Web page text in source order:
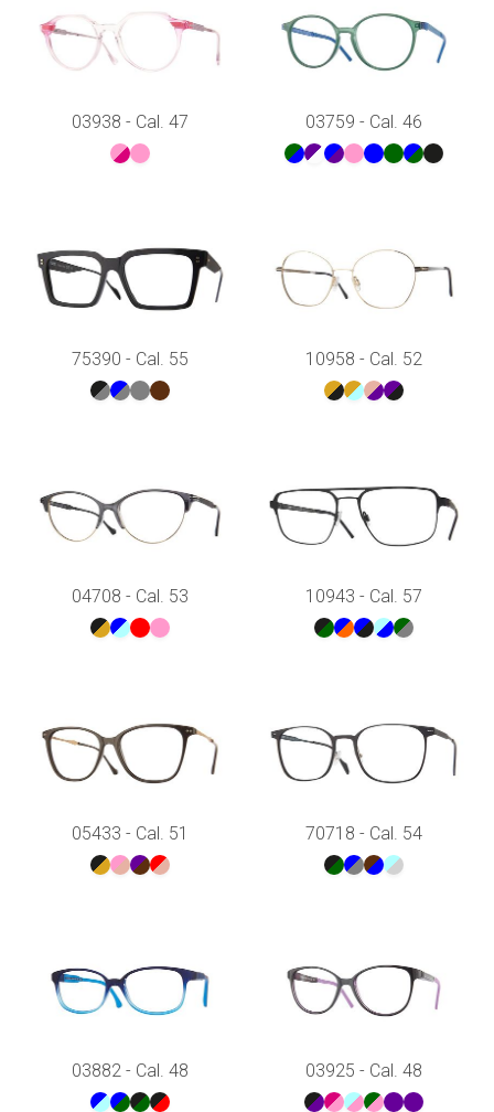
03938 - Cal. 47 03759 - Cal. 46
75390 - Cal. 55 10958 - Cal. 52
04708 - Cal. 53 10943 - Cal. 57
05433 - Cal. 51 70718 - Cal. 54
03882 - Cal. 48 03925 - Cal. 48